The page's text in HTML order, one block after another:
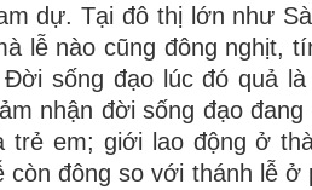
dự. Tại đô thị lớn như
lễ nào cũng đông nghịt,
sống đạo lúc đó quả
nhận đời sống đạo
trẻ em; giới lao động ở
còn đông so với thánh lễ